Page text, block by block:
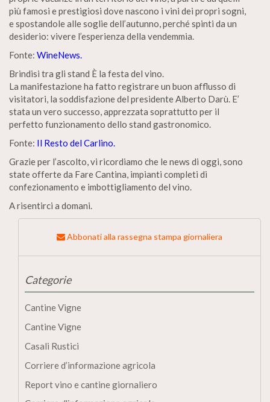
più famosi e prestigiosi dove nascono i vini dei propri sogni,
e spostandole alle soglie dell’autunno, perché spinti da un
desiderio: vivere l’esperienza della vendemmia.
Fonte: WineNews.
Brindisi tra gli stand È la festa del vino.
La manifestazione ha fatto registrare un buon afflusso di
visitatori, la soddisfazione del presidente Alberto Darù. E’
stata un vero successo, apprezzata soprattutto per il
perfetto funzionamento dello stand gastronomico.
Fonte: Il Resto del Carlino.
Grazie per l’ascolto, vi ricordiamo che le news di oggi, sono
state offerte da Fare Cantina, impianti completi di
confezionamento e imbottigliamento del vino.
A risentirci a domani.
Abbonati alla rassegna stampa giornaliera
Categorie
Cantine Vigne
Cantine Vigne
Casali Rustici
Corriere d’informazione agricola
Report vino e cantine giornaliero